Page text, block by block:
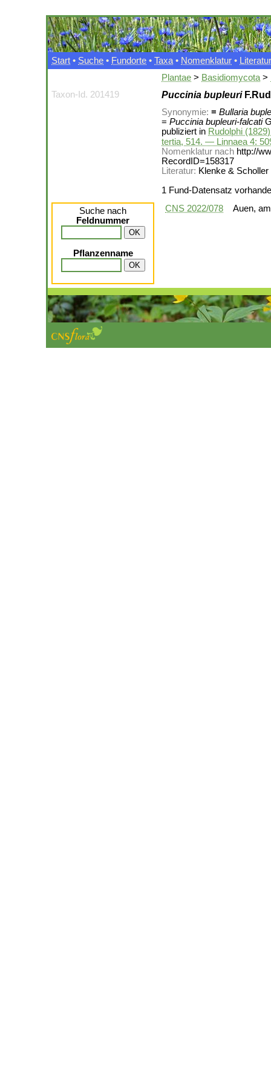
Start • Suche • Fundorte • Taxa • Nomenklatur • Literatur
Plantae > Basidiomycota >
Taxon-Id. 201419
Puccinia bupleuri
Synonymie: ≡ Bullaria
= Puccinia bupleuri-falcati
publiziert in Rudolphi
tertia, 514. — Linnaea 4:
Nomenklatur nach http://
RecordID=158317
Literatur: Klenke &
1 Fund-Datensatz
Suche nach
Feldnummer
Pflanzenname
CNS 2022/078 Auen,